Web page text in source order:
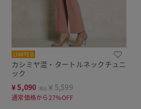
LIMITED
カシミヤ混・タートルネックチュニ
ック
¥5,090 税込 ￥5,599
通常価格から27%OFF